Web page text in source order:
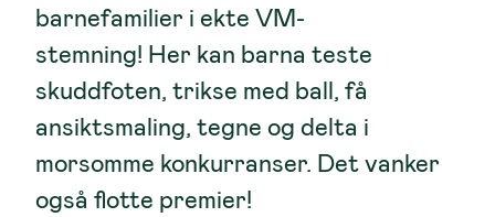
barnefamilier i ekte VM-
stemning! Her kan barna teste
skuddfoten, trikse med ball, få
ansiktsmaling, tegne og delta i
morsomme konkurranser. Det vanker
også flotte premier!